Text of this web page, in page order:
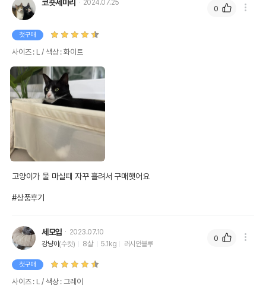
상품 필수 정보
품명 및 모델명
법에 의한 인증,허가 등을
경우 그에 대한 사항
제조자,수입품의 경우
수입자를 함께 표기
스튜디오얼라이브
AS책임자와 전화번호
또는 소비자상담 관련
코숏세마리 2024.07.25
첫구매
사이즈 : L / 색상 : 화이트
고양이가 물 마실때 자꾸 흘려서 구매햇어요
#상품후기
0
세모입
2023.07.10
강냥이 (수컷) 8살 5.1kg 러시안블루
첫구매
사이즈 : L / 색상 : 그레이
0